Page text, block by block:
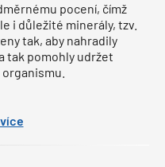
pocení, čímž
i důležité minerály, tzv.
tak, aby nahradily
tak pomohly udržet